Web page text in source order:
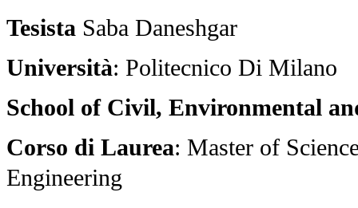
Tesista Saba Daneshgar
Università: Politecnico Di Milano
School of Civil, Environmental
Corso di Laurea: Master of
Engineering